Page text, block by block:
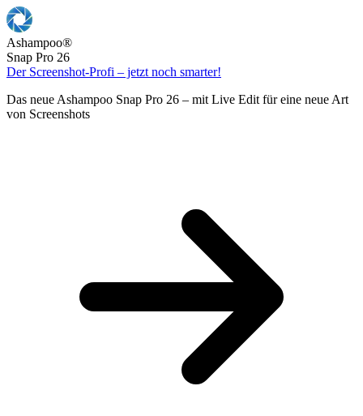
Ashampoo®
Snap Pro 26
Der Screenshot-Profi – jetzt noch smarter!
Das neue Ashampoo Snap Pro 26 – mit Live Edit für eine neue Art
von Screenshots